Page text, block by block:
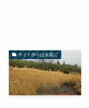
サイト作りは永遠に